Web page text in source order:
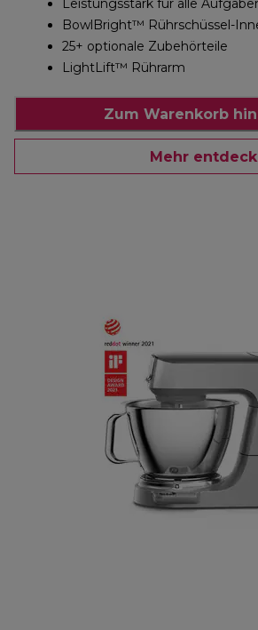
Leistungsstark für alle
BowlBright™ Rührschüssel-
25+ optionale Zubehörteile
LightLift™ Rührarm
Zum Warenkorb
Mehr